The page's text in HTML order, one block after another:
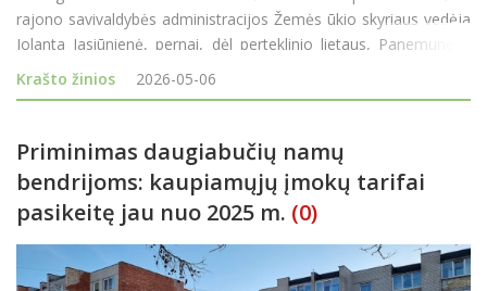
rajono savivaldybės administracijos Žemės ūkio skyriaus vedėja
Jolanta Jasiūnienė, pernai, dėl perteklinio lietaus, Panemunėlio
tiltui per Nemunėlio upę iškilo grėsmė ir susidarė avarinė
situacija - buvo nušliaužusi til
Krašto žinios 2026-05-06
Priminimas daugiabučių namų
bendrijoms: kaupiamųjų įmokų tarifai
pasikeitę jau nuo 2025 m. (0)